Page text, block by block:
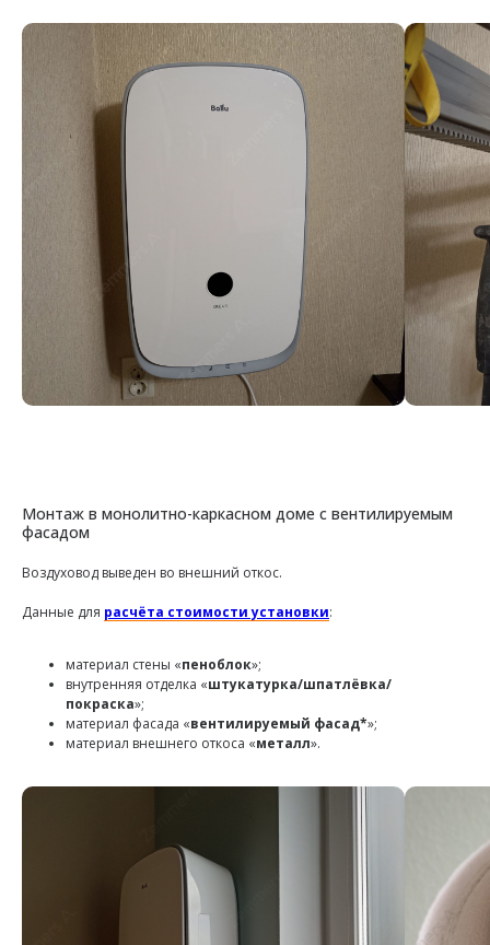
Монтаж в монолитно-каркасном доме с вентилируемым
фасадом
Воздуховод выведен во внешний откос.
Данные для расчёта стоимости установки:
материал стены «пеноблок»;
внутренняя отделка «штукатурка/шпатлёвка/
покраска»;
материал фасада «вентилируемый фасад*»;
материал внешнего откоса «металл».